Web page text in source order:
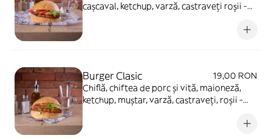
cașcaval, ketchup, varză, castraveți roșii -
Burger Clasic
19,00 RON
Chiflă, chiftea de porc și vită, maioneză,
ketchup, muștar, varză, castraveți, roșii -